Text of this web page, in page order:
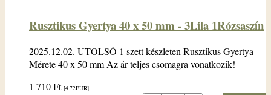
Rusztikus Gyertya 40 x 50 mm - 3Lila 1Rózsaszín
2025.12.02. UTOLSÓ 1 szett készleten Rusztikus Gyertya
Mérete 40 x 50 mm Az ár teljes csomagra vonatkozik!
1 710Ft [4.72EUR]